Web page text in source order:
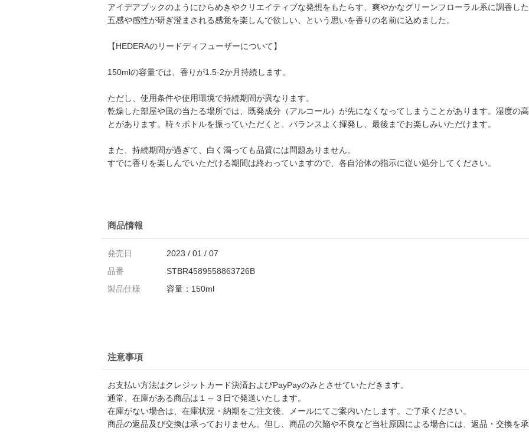
アイデアブックのようにひらめきやクリエイティブな発想をもたらす、爽やかなグリーンフローラル系に調香し
五感や感性が研ぎ澄まされる感覚を楽しんで欲しい、という思いを香りの名前に込めました。
【HEDERAのリードディフューザーについて】
150mlの容量では、香りが1.5-2か月持続します。
ただし、使用条件や使用環境で持続期間が異なります。
乾燥した部屋や風の当たる場所では、既発成分（アルコール）が先になくなってしまうことがあります。湿度の
とがあります。時々ボトルを振っていただくと、バランスよく揮発し、最後までお楽しみいただけます。
また、持続期間が過ぎて、白く濁っても品質には問題ありません。
すでに香りを楽しんでいただける期間は終わっていますので、各自治体の指示に従い処分してください。
商品情報
発売日
2023 / 01 / 07
品番
STBR4589558863726B
製品仕様
容量：150ml
注意事項
お支払い方法はクレジットカード決済およびPayPayのみとさせていただきます。
通常、在庫がある商品は１～３日で発送いたします。
在庫がない場合は、在庫状況・納期をご注文後、メールにてご案内いたします。ご了承ください。
商品の返品及び交換は承っておりません。但し、商品の欠陥や不良など当社原因による場合には、返品・交換を